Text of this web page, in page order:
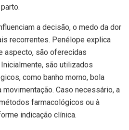
a decisão, o medo da dor
recorrentes. Penélope explica
aspecto, são oferecidas
são utilizados
como banho morno, bola
Caso necessário, a
farmacológicos ou à
indicação clínica.